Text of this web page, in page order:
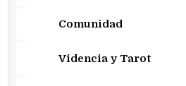
Comunidad
Videncia y Tarot